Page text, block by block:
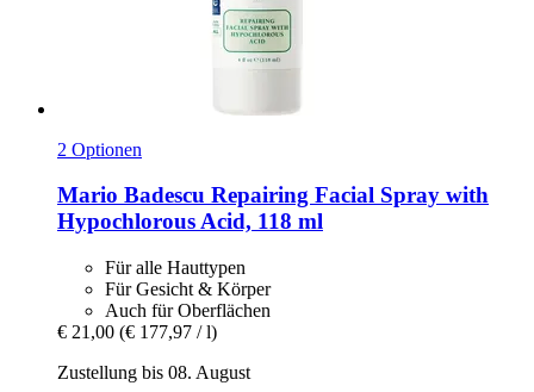
2 Optionen
Mario Badescu Repairing Facial Spray with
Hypochlorous Acid, 118 ml
Für alle Hauttypen
Für Gesicht & Körper
Auch für Oberflächen
€ 21,00 (€ 177,97 / l)
Zustellung bis 08. August